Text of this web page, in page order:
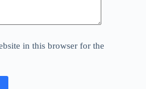
in this browser for the